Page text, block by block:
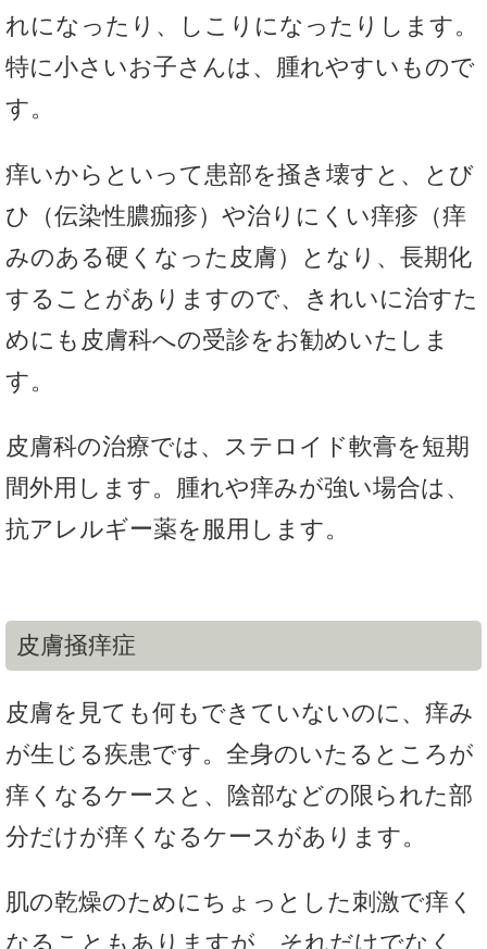
れになったり、しこりになったりします。
特に小さいお子さんは、腫れやすいもので
す。
痒いからといって患部を掻き壊すと、とび
ひ（伝染性膿痂疹）や治りにくい痒疹（痒
みのある硬くなった皮膚）となり、長期化
することがありますので、きれいに治すた
めにも皮膚科への受診をお勧めいたしま
す。
皮膚科の治療では、ステロイド軟膏を短期
間外用します。腫れや痒みが強い場合は、
抗アレルギー薬を服用します。
皮膚掻痒症
皮膚を見ても何もできていないのに、痒み
が生じる疾患です。全身のいたるところが
痒くなるケースと、陰部などの限られた部
分だけが痒くなるケースがあります。
肌の乾燥のためにちょっとした刺激で痒く
なることもありますが、それだけでなく、